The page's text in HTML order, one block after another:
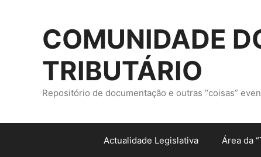
COMUNIDADE
TRIBUTÁRIO
Repositório de documentação e outras “coisas”
Actualidade Legislativa Área da